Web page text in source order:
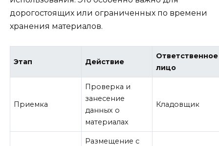
дорогостоящих или ограниченных по времени
хранения материалов.
Этап Действие
Ответственное
лицо
Приемка
Проверка и
занесение
данных о
материалах
Кладовщик
Размещение с